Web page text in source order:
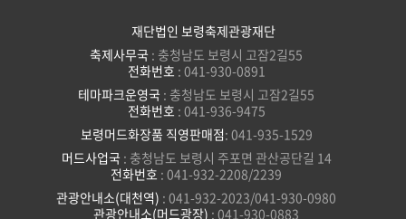
재단법인 보령축제관광재단
축제사무국 : 충청남도 보령시 고잠2길55
전화번호 : 041-930-0891
테마파크운영국 : 충청남도 보령시 고잠2길55
전화번호 : 041-936-9475
보령머드화장품 직영판매점: 041-935-1529
머드사업국 : 충청남도 보령시 주포면 관산공단길 14
전화번호 : 041-932-2208/2239
관광안내소(대천역) : 041-932-2023/041-930-0980
관광안내소(머드광장) : 041-930-0883